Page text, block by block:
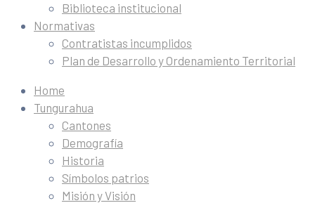
Biblioteca institucional
Normativas
Contratistas incumplidos
Plan de Desarrollo y Ordenamiento Territorial
Home
Tungurahua
Cantones
Demografía
Historia
Símbolos patrios
Misión y Visión